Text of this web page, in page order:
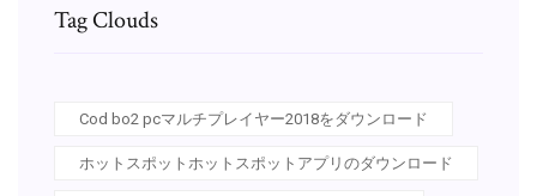
Tag Clouds
Cod bo2 pcマルチプレイヤー2018をダウンロード
ホットスポットホットスポットアプリのダウンロード